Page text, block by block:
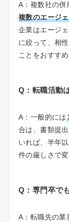
A：複数社の併
複数のエージ
企業はエージ
に絞って、相
ことをおすすめ
Q：転職活動
A：一般的には
合は、書類提
いれば、半年
件の厳しさで変
Q：専門卒で
A：転職先の業